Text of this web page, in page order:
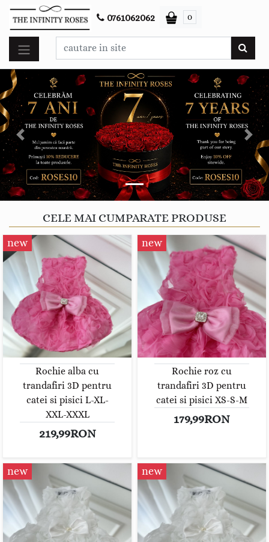
0761062062 0
Previous Next
CELE MAI CUMPARATE PRODUSE
new
Rochie alba cu
trandafiri 3D pentru
catei si pisici L-XL-
XXL-XXXL
219,99RON
new
Rochie roz cu
trandafiri 3D pentru
catei si pisici XS-S-M
179,99RON
new new